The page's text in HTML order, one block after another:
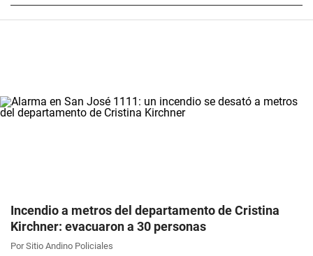
Incendio a metros del departamento de Cristina
Kirchner: evacuaron a 30 personas
Por Sitio Andino Policiales